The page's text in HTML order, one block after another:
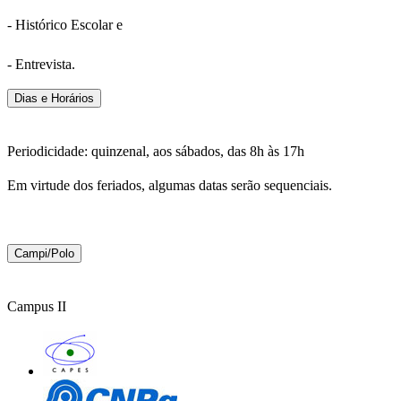
- Histórico Escolar e
- Entrevista.
Dias e Horários
Periodicidade: quinzenal, aos sábados, das 8h às 17h
Em virtude dos feriados, algumas datas serão sequenciais.
Campi/Polo
Campus II